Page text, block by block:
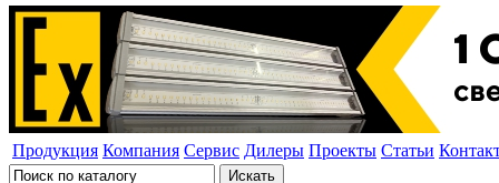
Продукция Компания Сервис Дилеры Проекты Статьи